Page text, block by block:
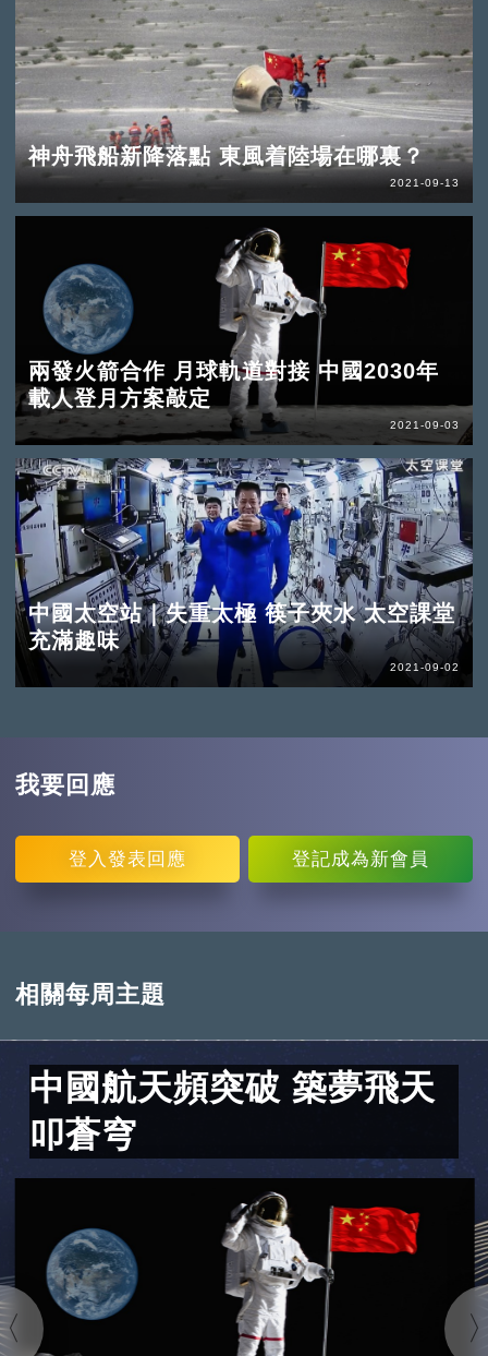
神舟飛船新降落點 東風着陸場在哪裏？
2021-09-13
兩發火箭合作 月球軌道對接 中國2030年
載人登月方案敲定
2021-09-03
中國太空站｜失重太極 筷子夾水 太空課堂
充滿趣味
2021-09-02
我要回應
登入 發表回應 登記成為新會員
相關每周主題
中國航天頻突破 築夢飛天
叩蒼穹